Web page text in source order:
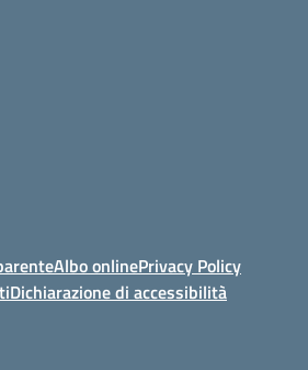
Albo onlinePrivacy Policy
Dichiarazione di accessibilità